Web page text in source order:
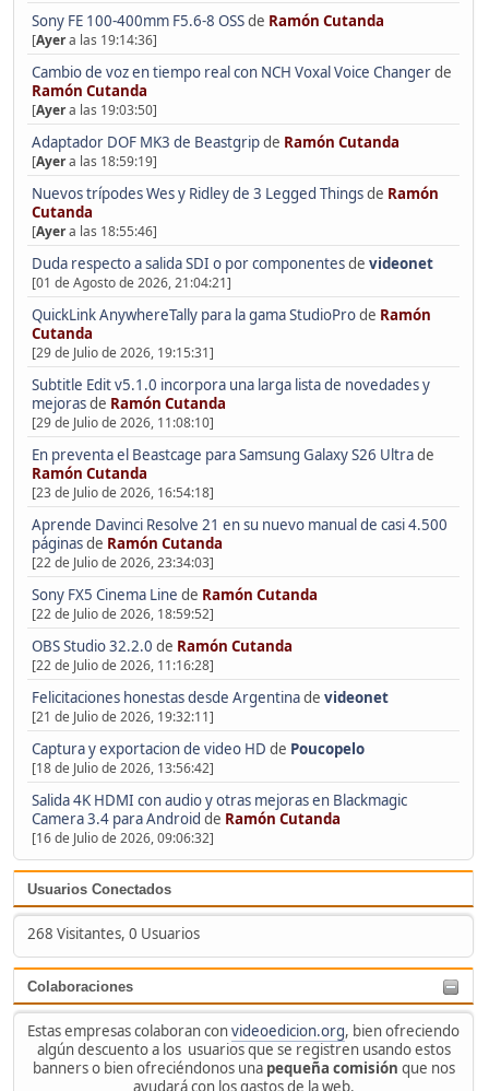
Sony FE 100-400mm F5.6-8 OSSde Ramón Cutanda
[Ayera las 19:14:36]
Cambio de voz en tiempo real con NCH Voxal Voice Changerde
Ramón Cutanda
[Ayera las 19:03:50]
Adaptador DOF MK3 de Beastgripde Ramón Cutanda
[Ayera las 18:59:19]
Nuevos trípodes Wes y Ridley de 3 Legged Thingsde Ramón
Cutanda
[Ayera las 18:55:46]
Duda respecto a salida SDI o por componentesde videonet
[01 de Agosto de 2026, 21:04:21]
QuickLink AnywhereTally para la gama StudioProde Ramón
Cutanda
[29 de Julio de 2026, 19:15:31]
Subtitle Edit v5.1.0 incorpora una larga lista de novedades y
mejorasde Ramón Cutanda
[29 de Julio de 2026, 11:08:10]
En preventa el Beastcage para Samsung Galaxy S26 Ultrade
Ramón Cutanda
[23 de Julio de 2026, 16:54:18]
Aprende Davinci Resolve 21 en su nuevo manual de casi 4.500
páginasde Ramón Cutanda
[22 de Julio de 2026, 23:34:03]
Sony FX5 Cinema Line de Ramón Cutanda
[22 de Julio de 2026, 18:59:52]
OBS Studio 32.2.0 de Ramón Cutanda
[22 de Julio de 2026, 11:16:28]
Felicitaciones honestas desde Argentinade videonet
[21 de Julio de 2026, 19:32:11]
Captura y exportacion de video HD de Poucopelo
[18 de Julio de 2026, 13:56:42]
Salida 4K HDMI con audio y otras mejoras en Blackmagic
Camera 3.4 para Android de Ramón Cutanda
[16 de Julio de 2026, 09:06:32]
Usuarios Conectados
268 Visitantes, 0 Usuarios
Colaboraciones
Estas empresas colaboran convideoedicion.org, bien ofreciendo
algún descuento a los usuarios que se registren usando estos
banners o bien ofreciéndonos una pequeña comisión que nos
ayudará con los gastos de la web.